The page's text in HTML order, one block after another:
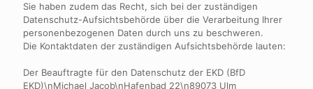
Sie haben zudem das Recht, sich bei der zuständigen
Datenschutz-Aufsichtsbehörde über die Verarbeitung Ihrer
personenbezogenen Daten durch uns zu beschweren.
Die Kontaktdaten der zuständigen Aufsichtsbehörde lauten:
Der Beauftragte für den Datenschutz der EKD (BfD
EKD)\nMichael Jacob\nHafenbad 22\n89073 Ulm